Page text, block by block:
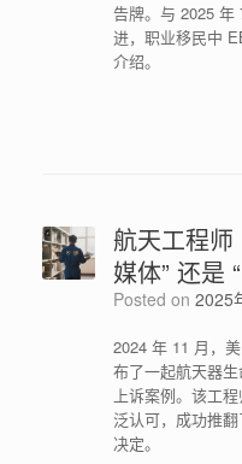
告牌。与 2025 年
进，职业移民中
介绍。
航天工程师
媒体” 还是
Posted on 2025
2024 年 11 月，
布了一起航天器
上诉案例。该工
泛认可，成功推
决定。